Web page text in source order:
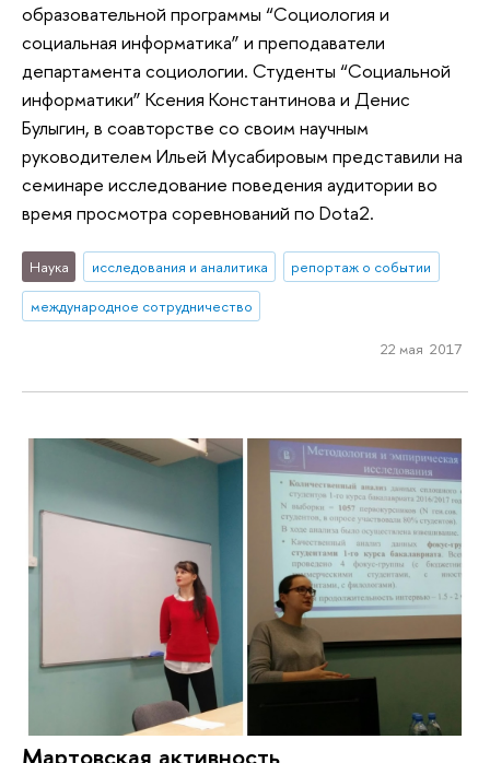
образовательной программы “Социология и
социальная информатика” и преподаватели
департамента социологии. Студенты “Социальной
информатики” Ксения Константинова и Денис
Булыгин, в соавторстве со своим научным
руководителем Ильей Мусабировым представили на
семинаре исследование поведения аудитории во
время просмотра соревнований по Dota2.
Наука исследования и аналитика
репортаж о событии
международное сотрудничество
22 мая 2017
Мартовская активность